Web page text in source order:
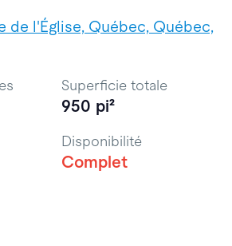
de l'Église, Québec, Québec,
Superficie totale
950 pi²
Disponibilité
Complet